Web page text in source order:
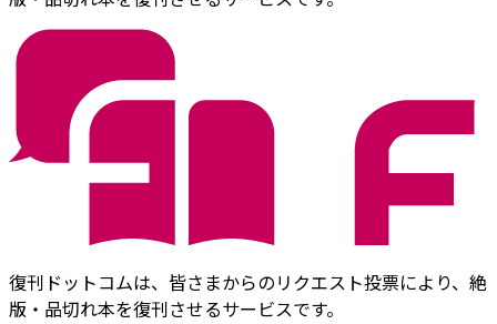
復刊ドットコムは、皆さまからのリクエスト投票により、絶
版・品切れ本を復刊させるサービスです。